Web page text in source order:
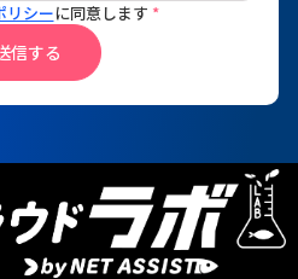
リシーに同意します *
信する